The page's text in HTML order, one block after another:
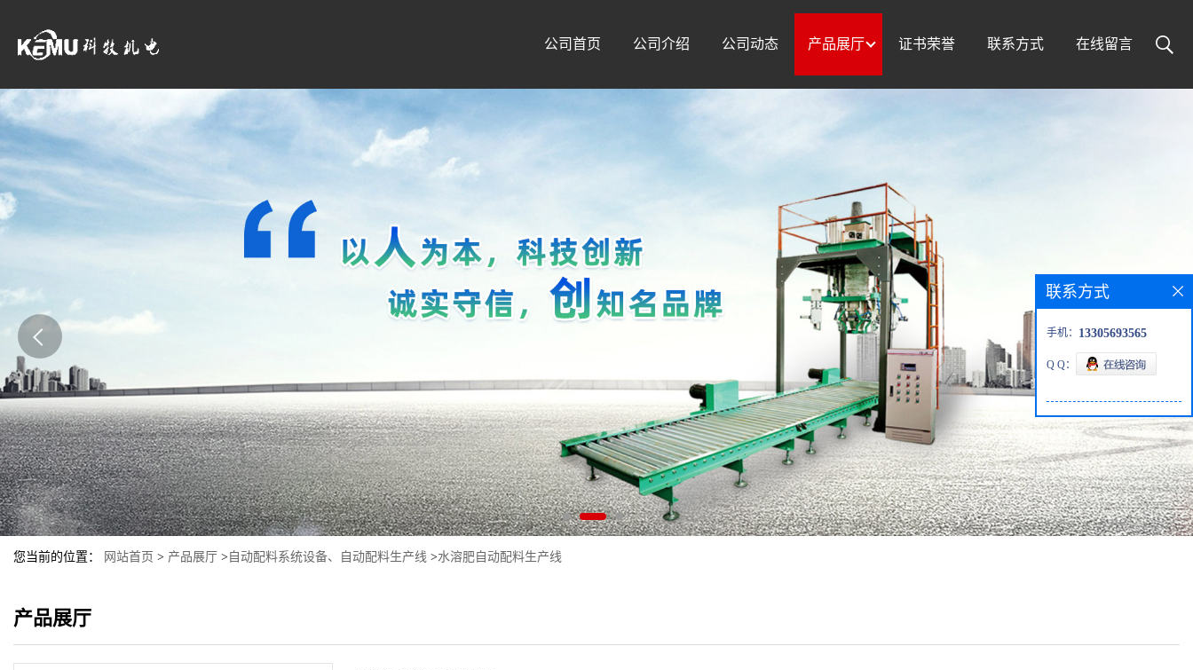
公司首页 公司介绍 公司动态 产品展厅 证书荣誉 联系方式 在线留言
您当前的位置： 网站首页 > 产品展厅 > 自动配料系统设备、自动配料生产线 >水溶肥自动配料生产线
产品展厅
联系方式
手机： 13305693565
Q Q：